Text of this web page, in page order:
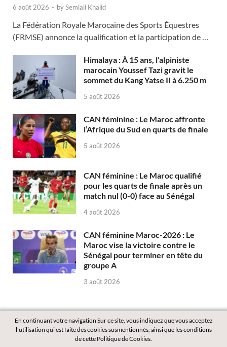
6 août 2026 - bySemlali Khalid
La Fédération Royale Marocaine des Sports Équestres
(FRMSE) annonce la qualification et la participation de …
Himalaya : À 15 ans, l’alpiniste
marocain Youssef Tazi gravit le
sommet du Kang Yatse II à 6.250 m
5 août 2026
CAN féminine : Le Maroc affronte
l’Afrique du Sud en quarts de finale
5 août 2026
CAN féminine : Le Maroc qualifié
pour les quarts de finale après un
match nul (0-0) face au Sénégal
4 août 2026
CAN féminine Maroc-2026 : Le
Maroc vise la victoire contre le
Sénégal pour terminer en tête du
groupe A
3 août 2026
En continuant votre navigation Sur ce site, vous indiquez que vous acceptez
l'utilisation qui est faite des cookies susmentionnés, ainsi que les conditions
de cette Politique de Cookies.